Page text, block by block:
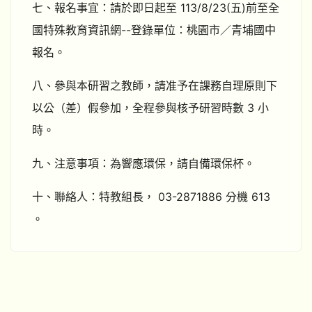
七、報名事宜：請於即日起至 113/8/23(五)前至全
國特殊教育資訊網--登錄單位：桃園市／青埔國中
報名。
八、參與本研習之教師，請准予在課務自理原則下
以公（差）假參加，全程參與核予研習時數 3 小
時。
九、注意事項：為響應環保，請自備環保杯。
十、聯絡人：特教組長， 03-2871886 分機 613
。